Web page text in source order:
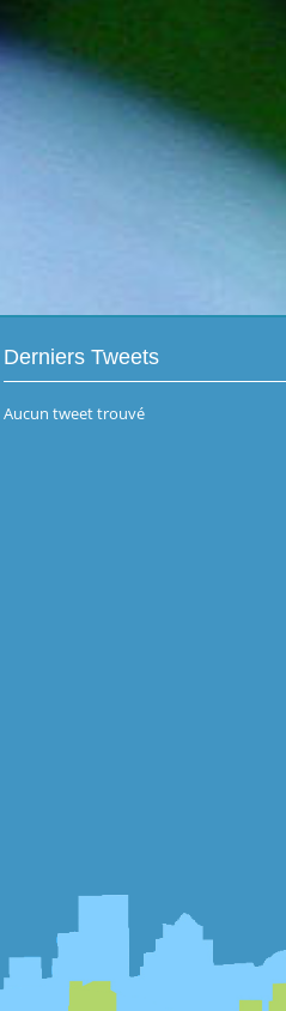
Derniers Tweets
Aucun tweet trouvé